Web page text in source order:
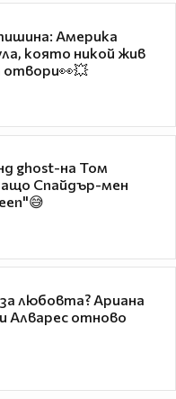
Америка
която никой жив
отвори👀💥
ghost-на Том
Спайдър-мен
любовта? Ариана
Алварес отново